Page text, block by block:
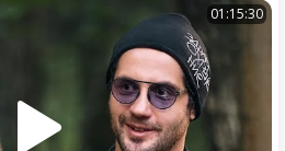
01:15:30